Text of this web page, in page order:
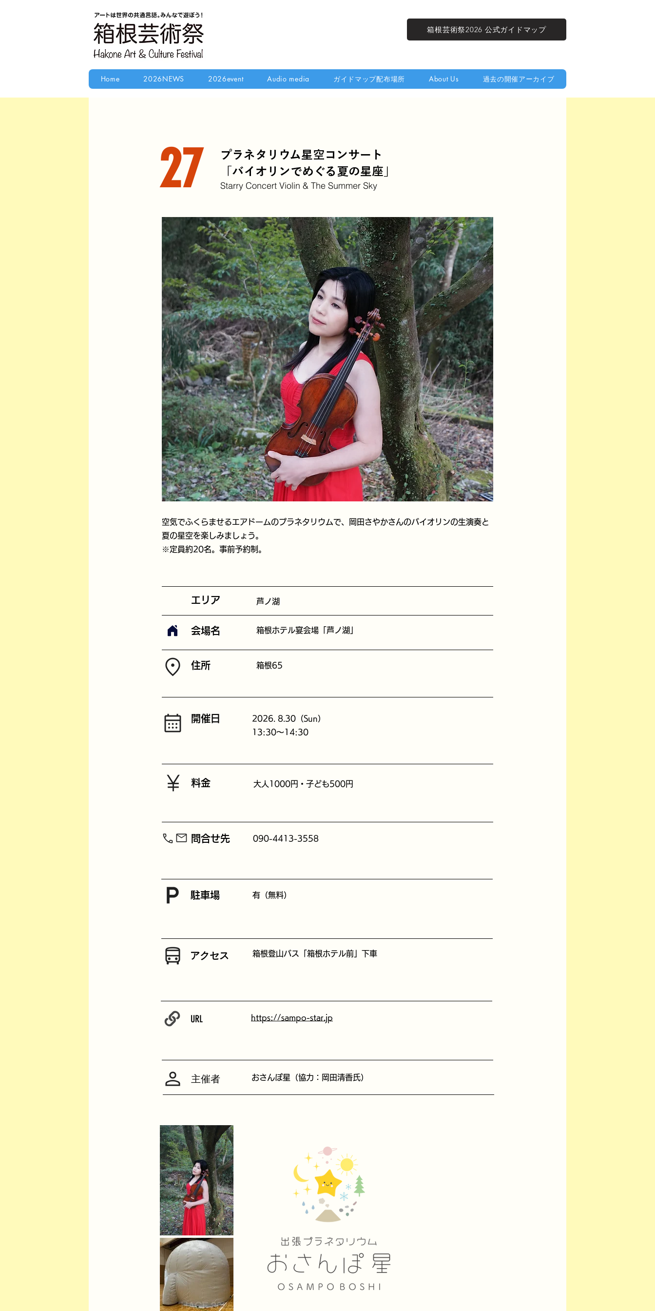
箱根芸術祭2026 公式ガイドマップ
Home 2026NEWS 2026event Audio media ガイドマップ配布場所 About Us 過去の開催アーカイブ
27
プラネタリウム星空コンサート
「バイオリンでめぐる夏の星座」
Starry Concert Violin & The Summer Sky
空気でふくらませるエアドームのプラネタリウムで、岡田さやかさんのバイオリンの生演奏と
夏の星空を楽しみましょう。
※定員約20名。事前予約制。
エリア 芦ノ湖
会場名 箱根ホテル宴会場「芦ノ湖」
​住所 箱根65
開催日
2026. 8.30（Sun）
13:30～14:30
料金 大人1000円・子ども500円
​問合せ先 090-4413-3558
駐車場 有（無料）
​アクセス 箱根登山バス「箱根ホテル前」下車
URL https://sampo-star.jp
主催者 おさんぽ星（協力：岡田清香氏）